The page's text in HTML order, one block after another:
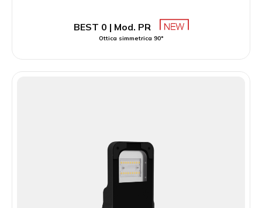
BEST 0 | Mod. PR
Ottica simmetrica 90°